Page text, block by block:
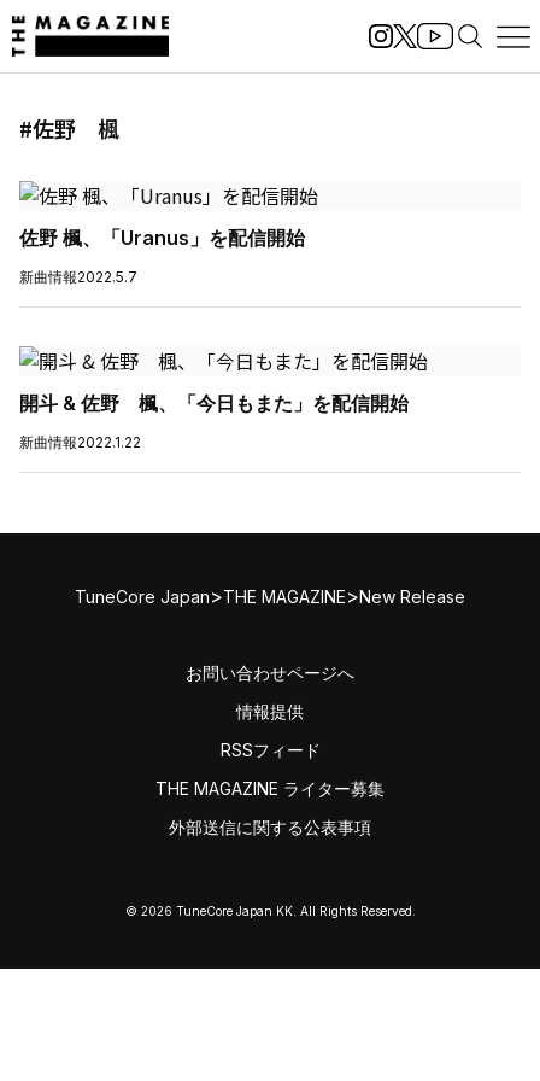
#佐野 楓
佐野 楓、「Uranus」を配信開始
新曲情報2022.5.7
開斗 & 佐野 楓、「今日もまた」を配信開始
新曲情報2022.1.22
TuneCore Japan>THE MAGAZINE>New Release
お問い合わせページへ
情報提供
RSSフィード
THE MAGAZINE ライター募集
外部送信に関する公表事項
© 2026 TuneCore Japan KK. All Rights Reserved.